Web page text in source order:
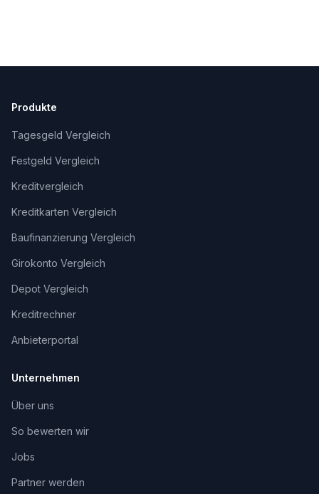
Produkte
Tagesgeld Vergleich
Festgeld Vergleich
Kreditvergleich
Kreditkarten Vergleich
Baufinanzierung Vergleich
Girokonto Vergleich
Depot Vergleich
Kreditrechner
Anbieterportal
Unternehmen
Über uns
So bewerten wir
Jobs
Partner werden